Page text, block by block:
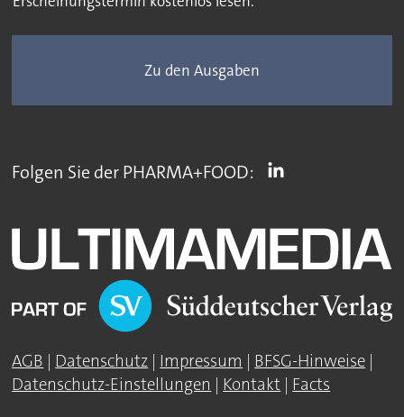
Zu den Ausgaben
Folgen Sie der PHARMA+FOOD:
AGB | Datenschutz | Impressum | BFSG-Hinweise |
Datenschutz-Einstellungen | Kontakt | Facts